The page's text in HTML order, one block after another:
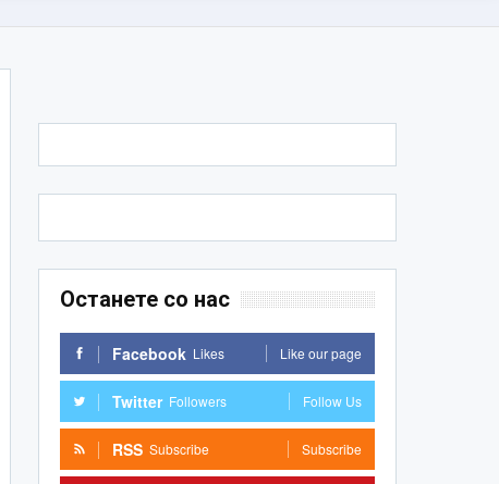
Останете со нас
Facebook Likes Like our page
Twitter Followers Follow Us
RSS Subscribe Subscribe